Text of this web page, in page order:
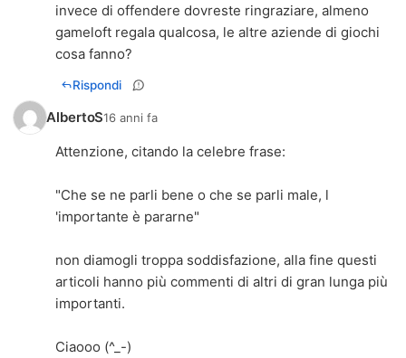
invece di offendere dovreste ringraziare, almeno
gameloft regala qualcosa, le altre aziende di giochi
cosa fanno?
Rispondi
AlbertoS16 anni fa
Attenzione, citando la celebre frase:
"Che se ne parli bene o che se parli male, l
'importante è pararne"
non diamogli troppa soddisfazione, alla fine questi
articoli hanno più commenti di altri di gran lunga più
importanti.
Ciaooo (^_-)